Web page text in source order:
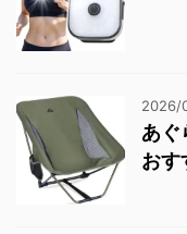
2026/
あぐ
おす